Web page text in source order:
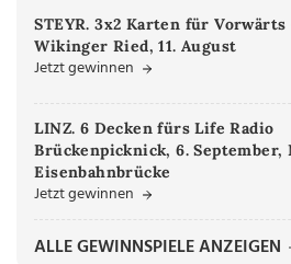
STEYR. 3x2 Karten für Vorwärts
Wikinger Ried, 11. August
Jetzt gewinnen
LINZ. 6 Decken fürs Life Radio
Brückenpicknick, 6. September,
Eisenbahnbrücke
Jetzt gewinnen
ALLE GEWINNSPIELE ANZEIGEN